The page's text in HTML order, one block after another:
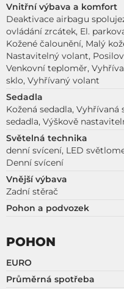
Vnitřní výbava a komfort
Deaktivace airbagu
ovládání zrcátek, El.
Kožené čalounění, Malý
Nastavitelný volant,
Venkovní teploměr,
sklo, Vyhřívaný volant
Sedadla
Kožená sedadla,
sedadla, Výškově
Světelná technika
denní svícení, LED
Denní svícení
Vnější výbava
Zadní stěrač
Pohon a podvozek
POHON
EURO
Průměrná spotřeba